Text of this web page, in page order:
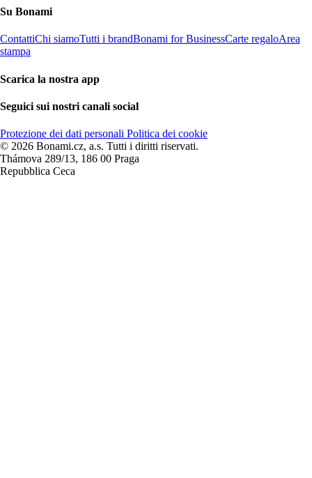
Su Bonami
ContattiChi siamoTutti i brandBonami for BusinessCarte regaloArea
stampa
Scarica la nostra app
Seguici sui nostri canali social
Protezione dei dati personali Politica dei cookie
© 2026 Bonami.cz, a.s. Tutti i diritti riservati.
Thámova 289/13, 186 00 Praga
Repubblica Ceca